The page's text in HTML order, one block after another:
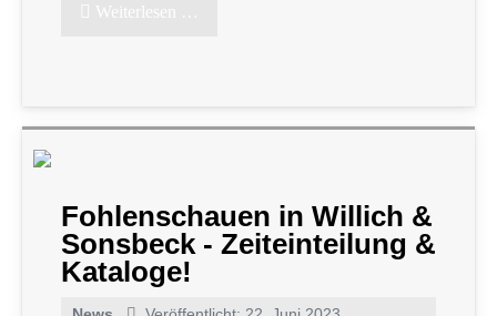
Weiterlesen …
Fohlenschauen in Willich &
Sonsbeck - Zeiteinteilung &
Kataloge!